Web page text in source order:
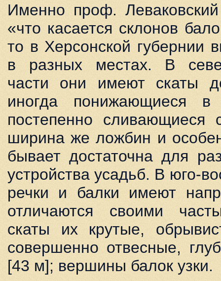
Именно проф.
«что касается склонов
то в Херсонской губернии
в разных местах. В
части они имеют скаты
иногда понижающиеся
постепенно
ширина же ложбин и
бывает достаточна для
устройства усадьб. В юго-
речки и балки имеют
отличаются своими
скаты их крутые,
совершенно отвесные,
[43 м]; вершины балок узки.